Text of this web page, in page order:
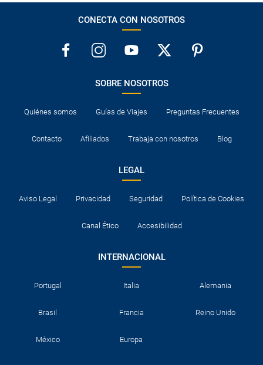
CONECTA CON NOSOTROS
SOBRE NOSOTROS
Quiénes somos Guías de Viajes Preguntas Frecuentes
Contacto Afiliados Trabaja con nosotros Blog
LEGAL
Aviso Legal Privacidad Seguridad Política de Cookies
Canal Ético Accesibilidad
INTERNACIONAL
Portugal Italia Alemania
Brasil Francia Reino Unido
México Europa